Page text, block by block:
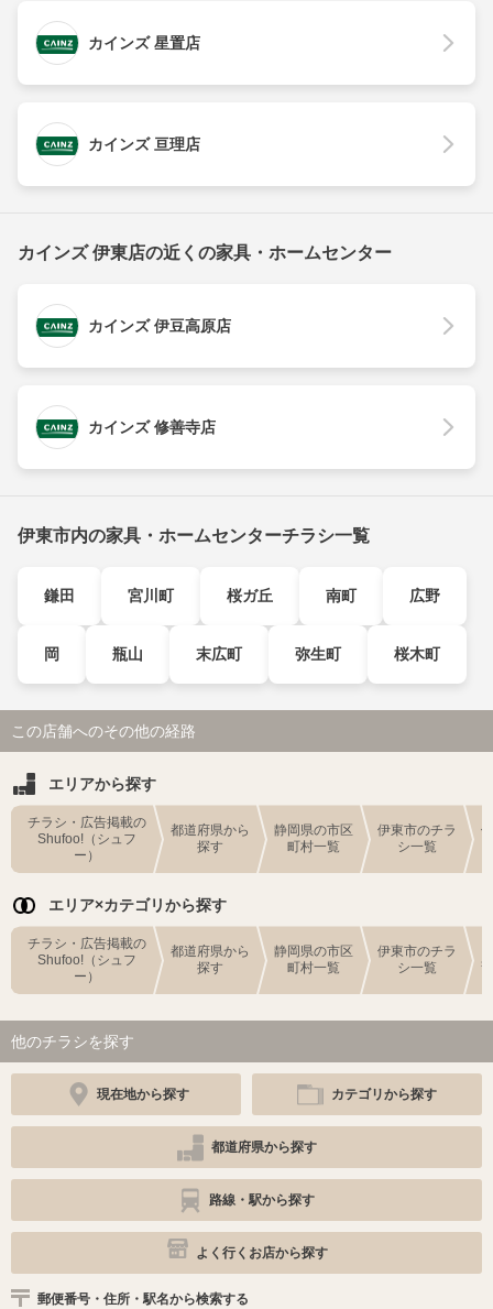
カインズ 星置店
カインズ 亘理店
カインズ 伊東店の近くの家具・ホームセンター
カインズ 伊豆高原店
カインズ 修善寺店
伊東市内の家具・ホームセンターチラシ一覧
鎌田 宮川町 桜ガ丘 南町 広野
岡 瓶山 末広町 弥生町 桜木町
この店舗へのその他の経路
エリアから探す
チラシ・広告掲載の
Shufoo!（シュフ
ー）
都道府県から
探す
静岡県の市区
町村一覧
伊東市のチラ
シ一覧
エリア×カテゴリから探す
チラシ・広告掲載の
Shufoo!（シュフ
ー）
都道府県から
探す
静岡県の市区
町村一覧
伊東市のチラ
シ一覧
他のチラシを探す
現在地から探す カテゴリから探す
都道府県から探す
路線・駅から探す
よく行くお店から探す
郵便番号・住所・駅名から検索する